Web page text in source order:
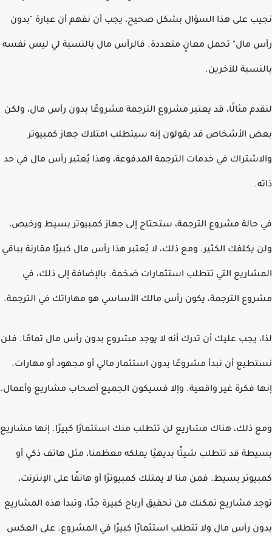
على هذا السؤال بشكل صحيح، يجب أن نفهم أن عبارة "بدون
مال" تحمل معانٍ متعددة. فالرأس مال بالنسبة لي ليس نفسه
للآخرين.
مثالًا، قد يعتبر مشروع الترجمة مشروعًا بدون رأس مال، ولكن
الأشخاص قد يقولون إنه سيتطلب امتلاك جهاز كمبيوتر
في خدمات الترجمة المدفوعة، وهذا يُعتبر رأس مال في حد
مشروع الترجمة، ستحتاج إلى جهاز كمبيوتر بسيط ورخيص،
يكلفك الكثير. ومع ذلك، لا يُعتبر هذا رأس مال كبيرًا مقارنة بباقي
التي تتطلب استثمارات ضخمة. بالإضافة إلى ذلك، في
الترجمة، يكون رأس مالك الأساسي هو مهاراتك في الترجمة.
يجب عليك أن تدرك أنه لا يوجد مشروع بدون رأس مال تمامًا. فلن
أن نبدأ مشروعًا بدون استثمار مالي أو مجهود أو مهارات.
فكرة غير واقعية. وإلا فسيكون الجميع أصحاب مشاريع وأعمال.
ذلك، هناك مشاريع لن تتطلب منك استثمارًا كبيرًا. إنها مشاريع
قد تتطلب شيئًا بديهيًا يملكه معظمنا، مثل هاتف ذكي أو
بسيط. فمن منا لا يمتلك كمبيوترًا أو هاتفًا على الإنترنت،
مشاريع تمكنك من تحقيق أرباح كبيرة جدًا، وتبدأ هذه المشاريع
رأس مال ولا تتطلب استثمارًا كبيرًا في المشروع. على العكس